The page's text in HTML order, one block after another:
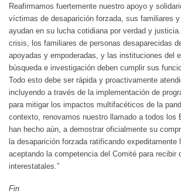
Reafirmamos fuertemente nuestro apoyo y
víctimas de desaparición forzada, sus familiares
ayudan en su lucha cotidiana por verdad y
crisis, los familiares de personas desaparecidas
apoyadas y empoderadas, y las instituciones del
búsqueda e investigación deben cumplir sus
Todo esto debe ser rápida y proactivamente
incluyendo a través de la implementación de
para mitigar los impactos multifacéticos de la
contexto, renovamos nuestro llamado a todos los
han hecho aún, a demostrar oficialmente su
la desaparición forzada ratificando expeditamente
aceptando la competencia del Comité para recibir
interestatales.”
Fin